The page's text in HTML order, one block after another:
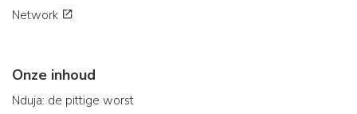
Network
Onze inhoud
Nduja: de pittige worst